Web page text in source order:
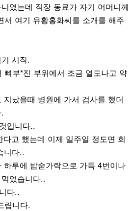
였는데 직장 동료가 자기 어머니께
서 여기 유황홍화씨를 소개를 해주
시작.
뼈부*진 부위에서 조금 열도나고 약
났을때 병원에 가서 검사를 했더
입니다..
고 했는데 이제 일주일 정도면 회
니다..
루에 밥숟가락으로 가득 4번이나
었습니다..
다..
립니다.